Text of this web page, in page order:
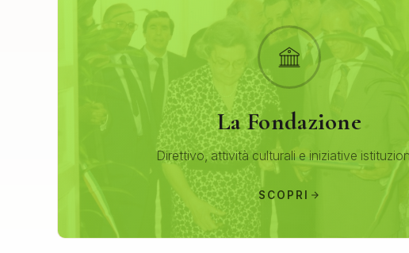
La Fondazione
Direttivo, attività culturali e iniziative
SCOPRI